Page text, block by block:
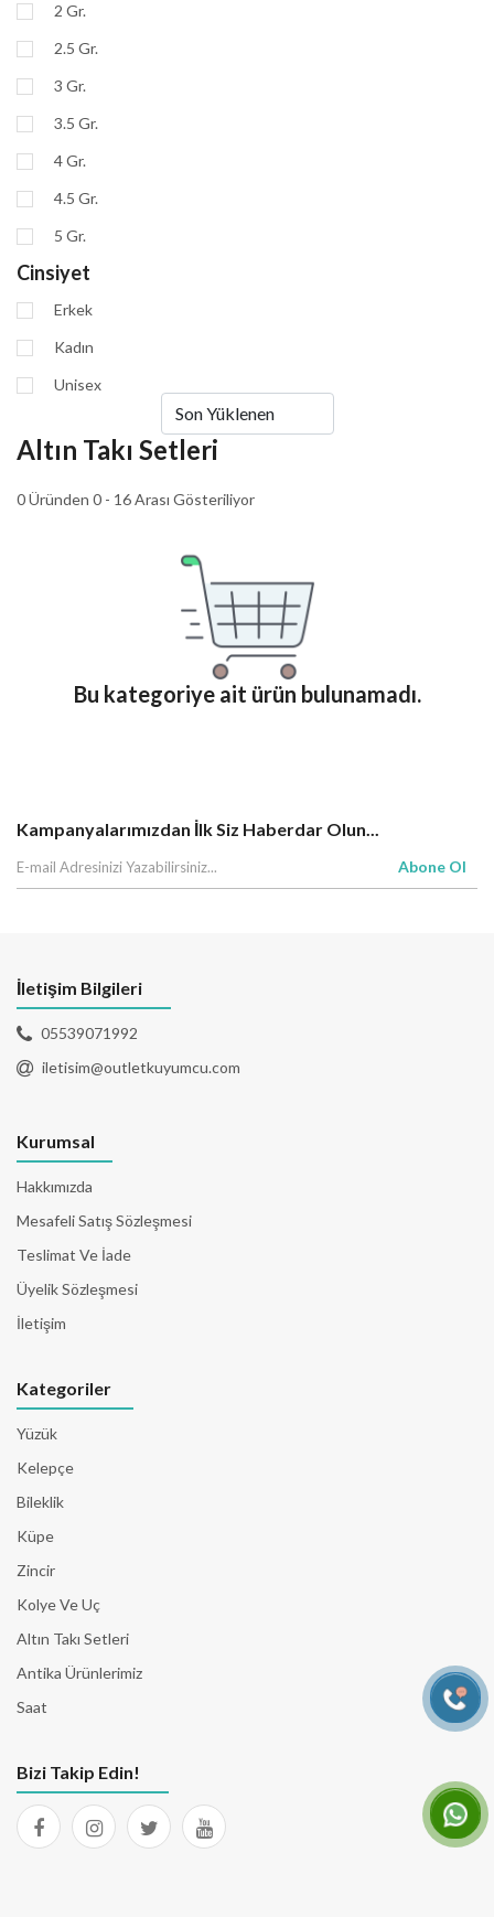
2 Gr.
2.5 Gr.
3 Gr.
3.5 Gr.
4 Gr.
4.5 Gr.
5 Gr.
Cinsiyet
Erkek
Kadın
Unisex
Altın Takı Setleri
0 Üründen 0 - 16 Arası Gösteriliyor
Bu kategoriye ait ürün bulunamadı.
Kampanyalarımızdan İlk Siz Haberdar Olun...
Abone Ol
İletişim Bilgileri
05539071992
iletisim@outletkuyumcu.com
Kurumsal
Hakkımızda
Mesafeli Satış Sözleşmesi
Teslimat Ve İade
Üyelik Sözleşmesi
İletişim
Kategoriler
Yüzük
Kelepçe
Bileklik
Küpe
Zincir
Kolye Ve Uç
Altın Takı Setleri
Antika Ürünlerimiz
Saat
Bizi Takip Edin!